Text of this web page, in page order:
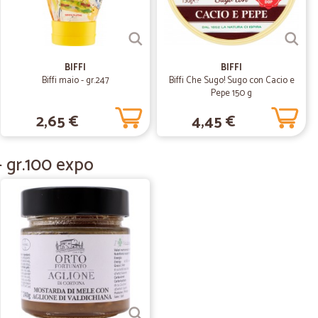
27/08/2020
02/07/2020
,davvero complimenti per aver saputo gestire
BIFFI
Biffi maio - gr.247
2,65 €
BIFFI
Biffi Che Sugo! Sugo con Cacio e
Pepe 150 g
4,45 €
expo